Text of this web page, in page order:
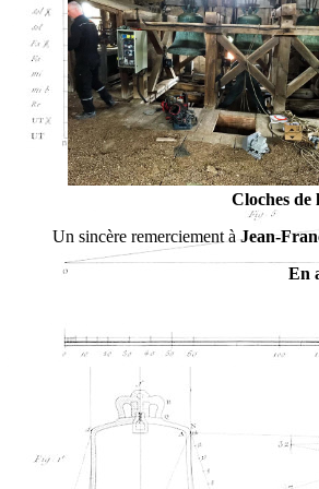
Cloches
Un sincère remerciement à Jean-
En